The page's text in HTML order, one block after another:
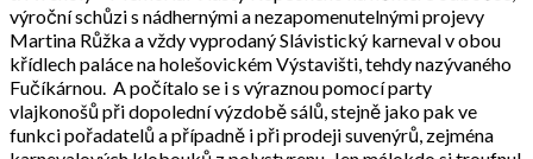
výroční schůzi s nádhernými a nezapomenutelnými projevy
Martina Růžka a vždy vyprodaný Slávistický karneval v obou
křídlech paláce na holešovickém Výstavišti, tehdy nazývaného
Fučíkárnou. A počítalo se i s výraznou pomocí party
vlajkonošů při dopolední výzdobě sálů, stejně jako pak ve
funkci pořadatelů a případně i při prodeji suvenýrů, zejména